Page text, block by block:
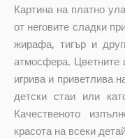
Картина на платно
от неговите сладки
жирафа, тигър и
атмосфера. Цветните
игрива и приветлива
детски стаи или
Качественото
красота на всеки